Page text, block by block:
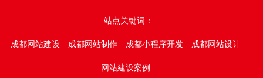
站点关键词：
成都网站建设 成都网站制作 成都小程序开发 成都网站设计
网站建设案例